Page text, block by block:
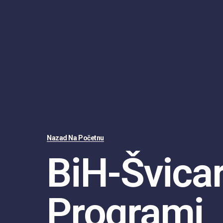
Nazad Na Početnu
BiH-
Programi